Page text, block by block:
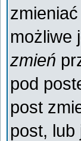
możliwe
zmień
pod
post
post, lub